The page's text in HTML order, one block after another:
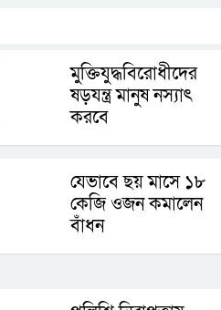
মুক্তিযুদ্ধবিরোধীদের
ষড়যন্ত্র মানুষ নস্যাৎ
করবে
যেভাবে ছয় মাসে ১৮
কেজি ওজন কমালেন
বাঁধন